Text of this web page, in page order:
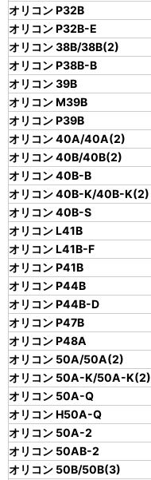
オリコン P32B
オリコン P32B-E
オリコン 38B/38B(2)
オリコン P38B-B
オリコン 39B
オリコン M39B
オリコン P39B
オリコン 40A/40A(2)
オリコン 40B/40B(2)
オリコン 40B-B
オリコン 40B-K/40B-K(2)
オリコン 40B-S
オリコン L41B
オリコン L41B-F
オリコン P41B
オリコン P44B
オリコン P44B-D
オリコン P47B
オリコン P48A
オリコン 50A/50A(2)
オリコン 50A-K/50A-K(2)
オリコン 50A-Q
オリコン H50A-Q
オリコン 50A-2
オリコン 50AB-2
オリコン 50B/50B(3)